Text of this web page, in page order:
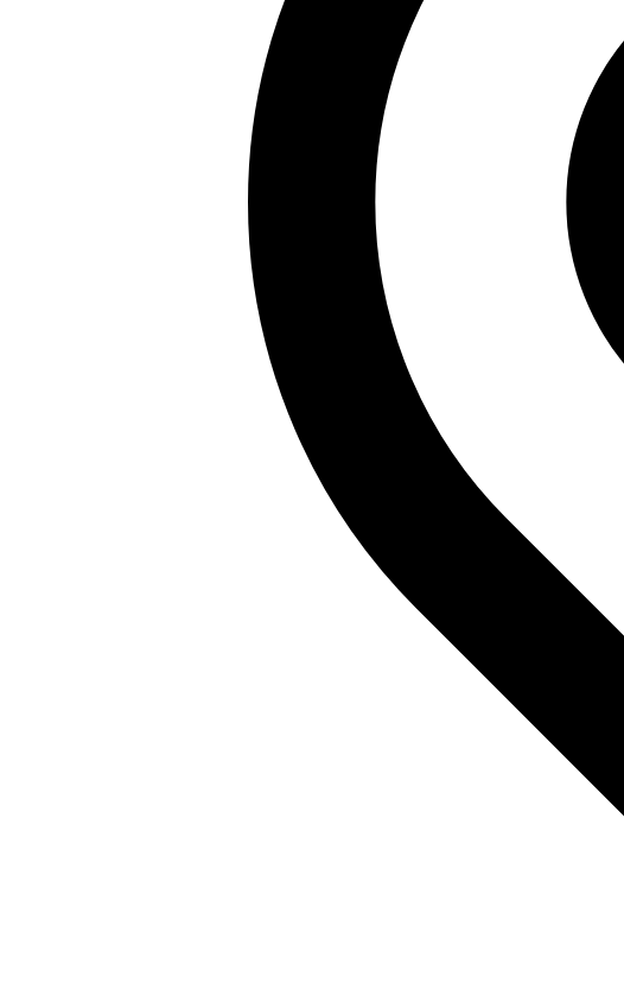
khoảnh khắc gợi cảm đầy sức hút. Hãy cùng chiêm ngưỡng vẻ
Những ảnh gái xinh mặc bikini không chỉ thể hiện nét đẹp hình
nghiệm thú vị. Đừng quên chia sẻ với bạn bè và theo dõi chúng
Đọc Giả, bậc thầy tư duy đọc sách với hơn một thập kỷ kinh
Xem tất cả bài viết của tác giả